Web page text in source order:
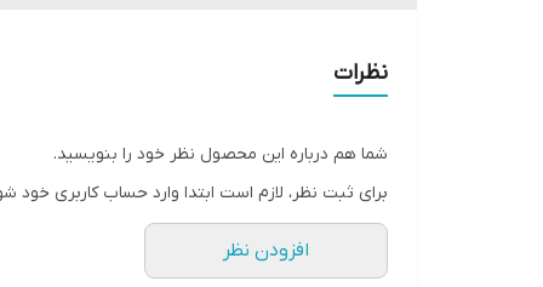
نظرات
شما هم درباره این محصول نظر خود را بنویسید.
برای ثبت نظر، لازم است ابتدا وارد حساب کاربری خود
افزودن نظر